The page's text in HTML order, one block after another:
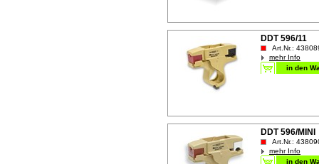
DDT 596/11
Art.Nr.:
mehr Info
DDT 596/MINI
Art.Nr.:
mehr Info